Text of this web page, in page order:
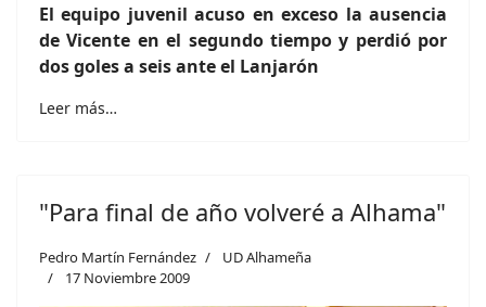
El equipo juvenil acuso en exceso la ausencia
de Vicente en el segundo tiempo y perdió por
dos goles a seis ante el Lanjarón
Leer más…
"Para final de año volveré a Alhama"
Pedro Martín Fernández
UD Alhameña
17 Noviembre 2009